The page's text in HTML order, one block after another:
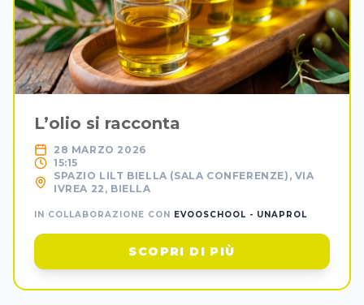
L’olio si racconta
28 MARZO 2026
15:15
SPAZIO LILT BIELLA (SALA CONFERENZE), VIA
IVREA 22, BIELLA
IN COLLABORAZIONE CON EVOOSCHOOL - UNAPROL
SCOPRI DI PIÙ